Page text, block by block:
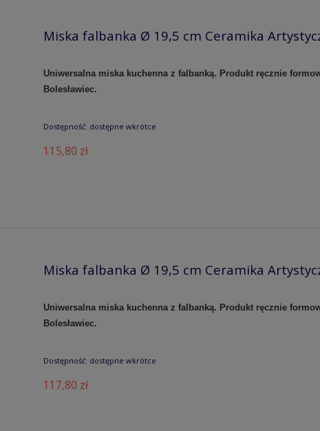
Miska falbanka Ø 19,5 cm Ceramika
Uniwersalna miska kuchenna z falbanką. Produkt ręcznie
Bolesławiec.
Dostępność: dostępne wkrótce
115,80 zł
Miska falbanka Ø 19,5 cm Ceramika
Uniwersalna miska kuchenna z falbanką. Produkt ręcznie
Bolesławiec.
Dostępność: dostępne wkrótce
117,80 zł